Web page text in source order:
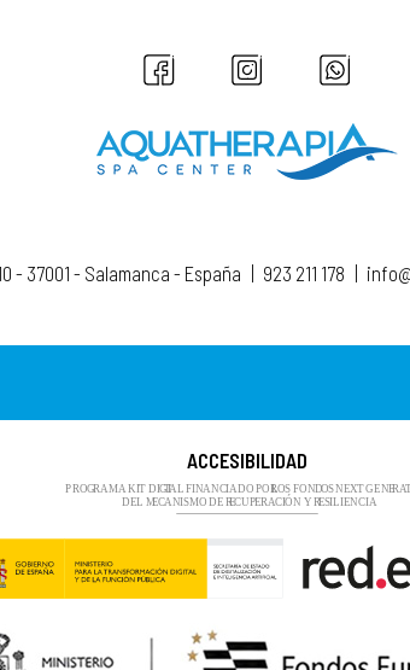
- 37001 - Salamanca - España | 923 211 178 |
ACCESIBILIDAD